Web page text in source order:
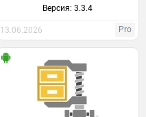
Версия: 3.3.4
13.06.2026 Pro